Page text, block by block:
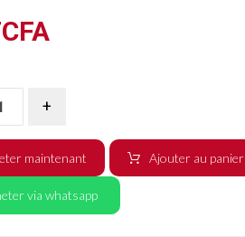
+
maintenant Ajouter au panier
via whatsapp